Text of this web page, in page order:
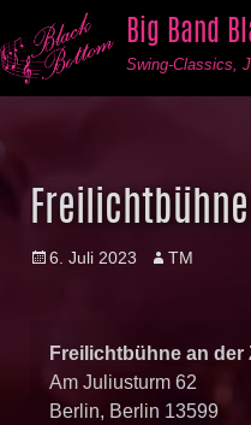
Big Band
Swing-Classics,
Posted
6. Juli 2023 Author
TM
Freilichtbühne an der
Am Juliusturm 62
Berlin, Berlin 13599